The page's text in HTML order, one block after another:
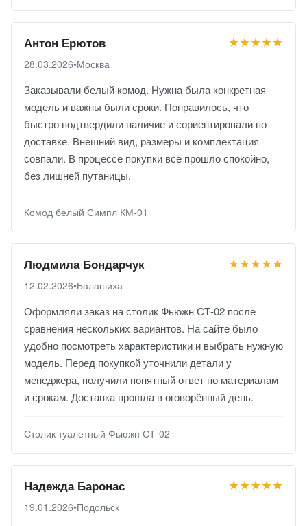
Антон Ерютов ★★★★★
28.03.2026•Москва
Заказывали белый комод. Нужна была конкретная
модель и важны были сроки. Понравилось, что
быстро подтвердили наличие и сориентировали по
доставке. Внешний вид, размеры и комплектация
совпали. В процессе покупки всё прошло спокойно,
без лишней путаницы.
Комод белый Симпл КМ-01
Людмила Бондарчук ★★★★★
12.02.2026•Балашиха
Оформляли заказ на столик Фьюжн СТ-02 после
сравнения нескольких вариантов. На сайте было
удобно посмотреть характеристики и выбрать нужную
модель. Перед покупкой уточнили детали у
менеджера, получили понятный ответ по материалам
и срокам. Доставка прошла в оговорённый день.
Столик туалетный Фьюжн СТ-02
Надежда Баронас ★★★★★
19.01.2026•Подольск